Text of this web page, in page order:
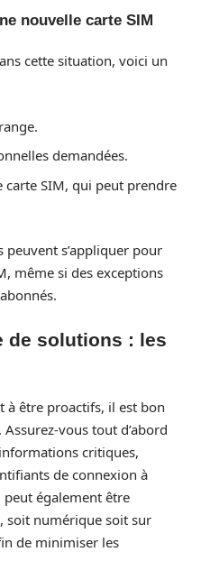
nouvelle carte SIM
cette situation, voici un
demandées.
carte SIM, qui peut prendre
s’appliquer pour
même si des exceptions
de solutions : les
à être proactifs, il est bon
vous tout d’abord
critiques,
de connexion à
également être
soit numérique soit sur
de minimiser les